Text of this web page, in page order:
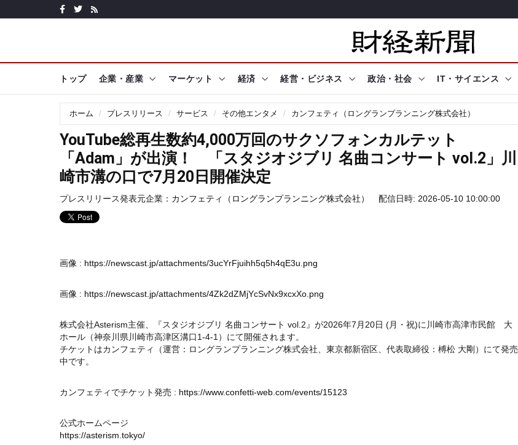
トップ 企業・産業 マーケット 経済 経営・ビジネス 政治・社会 IT・サイエンス
ホーム プレスリリース サービス その他エンタメ カンフェティ（ロングランプランニング株式会社）
YouTube総再生数約4,000万回のサクソフォンカルテット
「Adam」が出演！ 「スタジオジブリ 名曲コンサート vol.2」川
崎市溝の口で7月20日開催決定
プレスリリース発表元企業： カンフェティ（ロングランプランニング株式会社） 配信日時: 2026-05-10 10:00:00
画像 : https://newscast.jp/attachments/3ucYrFjuihh5q5h4qE3u.png
画像 : https://newscast.jp/attachments/4Zk2dZMjYcSvNx9xcxXo.png
株式会社Asterism主催、『スタジオジブリ 名曲コンサート vol.2』が2026年7月20日 (月・祝)に川崎市高津市民館 大
ホール（神奈川県川崎市高津区溝口1-4-1）にて開催されます。
チケットはカンフェティ（運営：ロングランプランニング株式会社、東京都新宿区、代表取締役：榑松 大剛）にて発売
中です。
カンフェティでチケット発売 : https://www.confetti-web.com/events/15123
公式ホームページ
https://asterism.tokyo/